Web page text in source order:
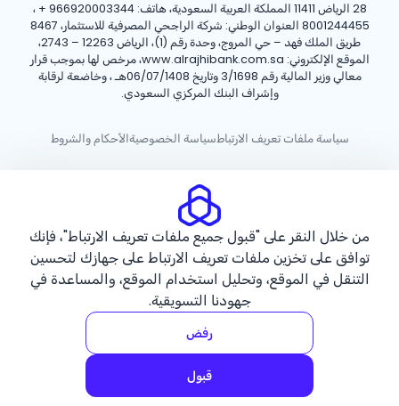
28 الرياض 11411 المملكة العربية السعودية، هاتف:
+ 966920003344 ،
8001244455 العنوان الوطني: شركة الراجحي المصرفية للاستثمار، 8467
طريق الملك فهد – حي المروج، وحدة رقم (1)، الرياض 12263 – 2743،
الموقع الإلكتروني: www.alrajhibank.com.sa، مرخص لها بموجب قرار
معالي وزير المالية رقم 3/1698 وتاريخ 06/07/1408هـ ، وخاضعة لرقابة
وإشراف البنك المركزي السعودي.
سياسة ملفات تعريف الارتباطسياسة الخصوصيةالأحكام والشروط
من خلال النقر على "قبول جميع ملفات تعريف الارتباط"، فإنك
توافق على تخزين ملفات تعريف الارتباط على جهازك لتحسين
التنقل في الموقع، وتحليل استخدام الموقع، والمساعدة في
جهودنا التسويقية.
رفض
قبول